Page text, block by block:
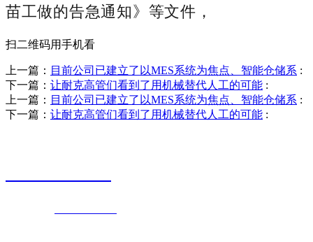
苗工做的告急通知》等文件，
扫二维码用手机看
上一篇： 目前公司已建立了以MES系统为焦点、智能仓储系 :
下一篇： 让耐克高管们看到了用机械替代人工的可能 :
上一篇： 目前公司已建立了以MES系统为焦点、智能仓储系 :
下一篇： 让耐克高管们看到了用机械替代人工的可能 :